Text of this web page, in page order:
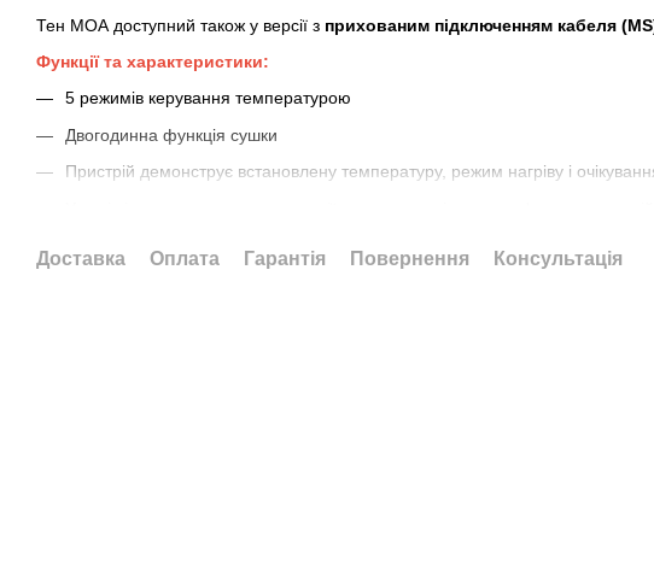
Тен МОА доступний також у версії з прихованим підключенням кабеля
Функцiї та характеристики:
5 режимів керування температурою
Двогодинна функція сушки
Пристрій демонструє встановлену температуру, режим нагріву і
«Розумний будинок».
Доставка Оплата Гарантія Повернення Консультація